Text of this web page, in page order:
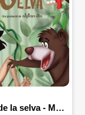
El llibre de la selva - Magatzem D'ars